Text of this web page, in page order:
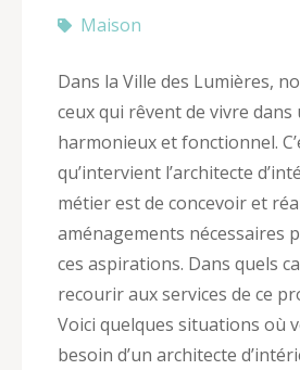
Maison
Dans la Ville des Lumières,
ceux qui rêvent de vivre dans
harmonieux et fonctionnel.
qu’intervient l’architecte
métier est de concevoir et
aménagements nécessaires
ces aspirations. Dans quels
recourir aux services de ce
Voici quelques situations où
besoin d’un architecte